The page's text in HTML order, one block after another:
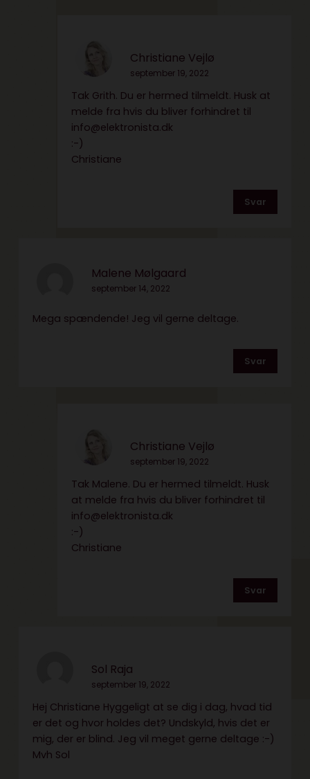
Christiane Vejlø
september 19, 2022
Tak Grith. Du er hermed tilmeldt. Husk at
melde fra hvis du bliver forhindret til
info@elektronista.dk
:-)
Christiane
Svar
Malene Mølgaard
september 14, 2022
Mega spændende! Jeg vil gerne deltage.
Svar
Christiane Vejlø
september 19, 2022
Tak Malene. Du er hermed tilmeldt. Husk
at melde fra hvis du bliver forhindret til
info@elektronista.dk
:-)
Christiane
Svar
Sol Raja
september 19, 2022
Hej Christiane Hyggeligt at se dig i dag, hvad tid
er det og hvor holdes det? Undskyld, hvis det er
mig, der er blind. Jeg vil meget gerne deltage :-)
Mvh Sol